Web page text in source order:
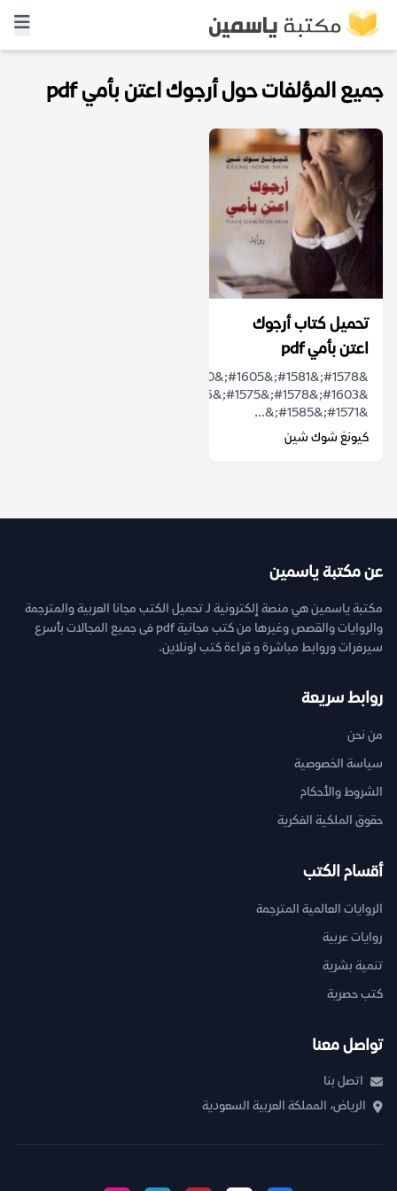
جميع المؤلفات حول أرجوك اعتن بأمي pdf
تحميل كتاب أرجوك
اعتن بأمي pdf
&#1571;&#1585;&...
كيونغ شوك شين
عن مكتبة ياسمين
مكتبة ياسمين هي منصة إلكترونية لـ تحميل الكتب مجانا العربية والمترجمة
والروايات والقصص وغيرها من كتب مجانية pdf فى جميع المجالات بأسرع
سيرفرات وروابط مباشرة و قراءة كتب اونلاين.
روابط سريعة
من نحن
سياسة الخصوصية
الشروط والأحكام
حقوق الملكية الفكرية
أقسام الكتب
الروايات العالمية المترجمة
روايات عربية
تنمية بشرية
كتب حصرية
تواصل معنا
اتصل بنا
الرياض، المملكة العربية السعودية